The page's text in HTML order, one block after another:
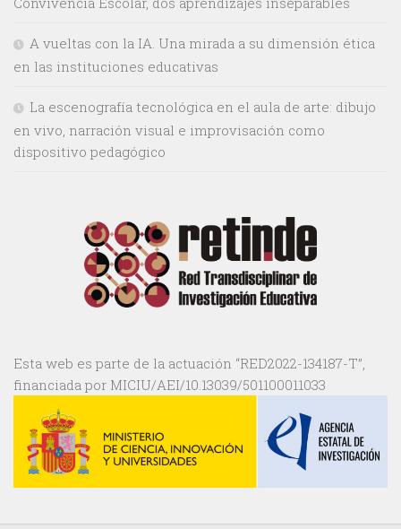
A vueltas con la IA. Una mirada a su dimensión ética
en las instituciones educativas
La escenografía tecnológica en el aula de arte: dibujo
en vivo, narración visual e improvisación como
dispositivo pedagógico
Esta web es parte de la actuación “RED2022-134187-T”,
financiada por MICIU/AEI/10.13039/501100011033